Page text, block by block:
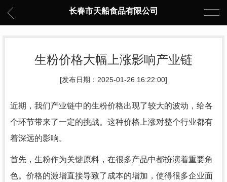
长春市天船食品有限公司
生粉价格大幅上涨影响产业链
[发布日期：2025-01-26 16:22:00]
近期，我们产业链中的生粉价格出现了较大的波动，给各
个环节带来了一定的挑战。这种价格上涨对整个行业都有
着深远的影响。
首先，生粉作为关键原料，在很多产品中都扮演着重要角
色。价格的激增直接导致了成本的增加，使得很多企业面